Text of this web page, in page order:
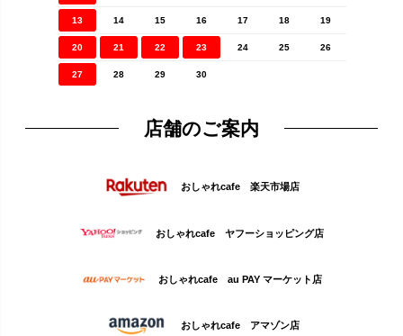
13 14 15 16 17 18 19
20 21 22 23 24 25 26
27 28 29 30
店舗のご案内
おしゃれcafe 楽天市場店
おしゃれcafe ヤフーショッピング店
おしゃれcafe au PAY マーケット店
おしゃれcafe アマゾン店